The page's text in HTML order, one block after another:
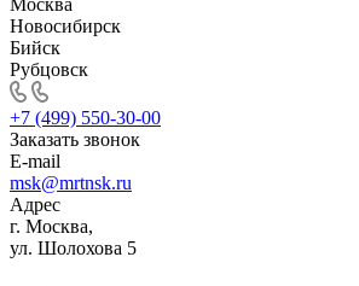
Москва
Новосибирск
Бийск
Рубцовск
+7 (499) 550-30-00
Заказать звонок
E-mail
msk@mrtnsk.ru
Адрес
г. Москва,
ул. Шолохова 5